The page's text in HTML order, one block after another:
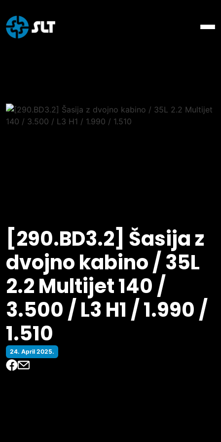
[290.BD3.2] Šasija z
dvojno kabino / 35L
2.2 Multijet 140 /
3.500 / L3 H1 / 1.990 /
1.510
24. April 2025.